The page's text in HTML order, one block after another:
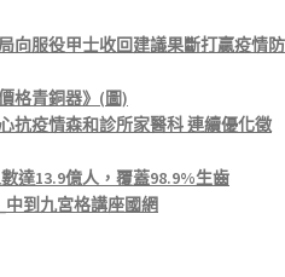
向服役甲士收回建議果斷打贏疫情防
格青銅器》(圖)
抗疫情森和診所家醫科 連續優化徵
達13.9億人，覆蓋98.9%生齒
到九宮格講座國網